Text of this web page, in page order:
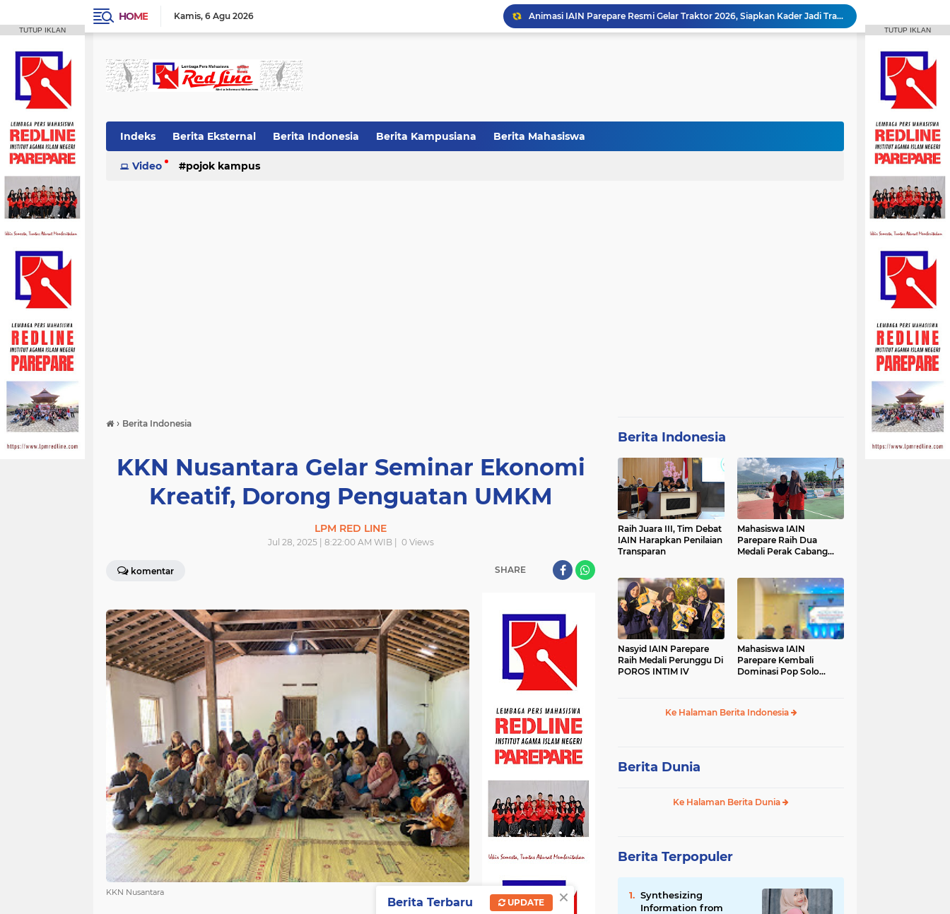
HOME Kamis 6 Agu 2026
Animasi IAIN Parepare Resmi Gelar Traktor 2026, Siapkan Kader Jadi Trainer
CCNC Batch VI Resmi Digelar Hadirkan Lomba Debat dan Desain Poster
Roswati Pimpin Prodi HPI, Siap Lanjutkan Pengembangan Menuju Internasionalisasi
Indeks Berita Eksternal Berita Indonesia Berita Kampusiana Berita Mahasiswa
Video pojok kampus
› Berita Indonesia
KKN Nusantara Gelar Seminar Ekonomi
Kreatif, Dorong Penguatan UMKM
LPM RED LINE
Jul 28, 2025 | 8:22:00 AM WIB | 0Views
komentar SHARE
KKN Nusantara
Berita Indonesia
Raih Juara III, Tim Debat
IAIN Harapkan Penilaian
Transparan
Mahasiswa IAIN
Parepare Raih Dua
Medali Perak Cabang
Nasyid IAIN Parepare
Raih Medali Perunggu Di
POROS INTIM IV
Mahasiswa IAIN
Parepare Kembali
Dominasi Pop Solo
Ke Halaman Berita Indonesia
Berita Dunia
Ke Halaman Berita Dunia
Berita Terpopuler
Synthesizing
Information from
TUTUP IKLAN TUTUP IKLAN
×
Berita Terbaru UPDATE